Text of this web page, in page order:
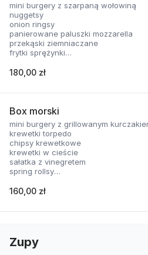
mini burgery z szarpaną wołowiną
nuggetsy
onion ringsy
panierowane paluszki mozzarella
przekąski ziemniaczane
frytki sprężynki
skrzydełka panierowane
180,00 zł
Box morski
mini burgery z grillowanym
krewetki torpedo
chipsy krewetkowe
krewetki w cieście
sałatka z vinegretem
spring rollsy
160,00 zł
Zupy